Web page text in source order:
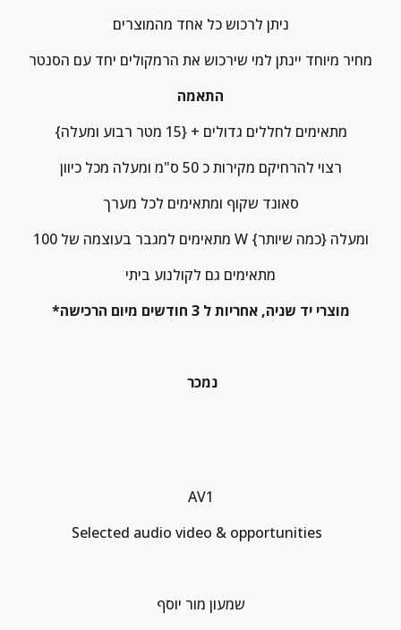
ניתן לרכוש כל אחד מהמוצרים
מחיר מיוחד יינתן למי שירכוש את הרמקולים יחד עם הסנטר
התאמה
מתאימים לחללים גדולים + {15 מטר רבוע ומעלה}
רצוי להרחיקם מקירות כ 50 ס"מ ומעלה מכל כיוון
סאונד שקוף ומתאימים לכל מערך
מתאימים למגבר בעוצמה של 100 W ומעלה {כמה שיותר}
מתאימים גם לקולנוע ביתי
*מוצרי יד שניה, אחריות ל 3 חודשים מיום הרכישה
נמכר
AV1
Selected audio video & opportunities
שמעון מור יוסף